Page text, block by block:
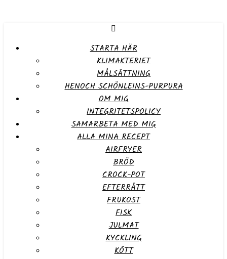
STARTA HÄR
KLIMAKTERIET
MÅLSÄTTNING
HENOCH SCHÖNLEINS-PURPURA
OM MIG
INTEGRITETSPOLICY
SAMARBETA MED MIG
ALLA MINA RECEPT
AIRFRYER
BRÖD
CROCK-POT
EFTERRÄTT
FRUKOST
FISK
JULMAT
KYCKLING
KÖTT